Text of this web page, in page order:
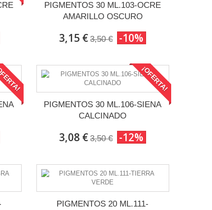
PIGMENTOS 30 ML.103-OCRE
AMARILLO OSCURO
3,15 € 3,50 € -10%
¡OFERTA!
PIGMENTOS 30 ML.106-SIENA
CALCINADO
3,08 € 3,50 € -12%
PIGMENTOS 20 ML.111-